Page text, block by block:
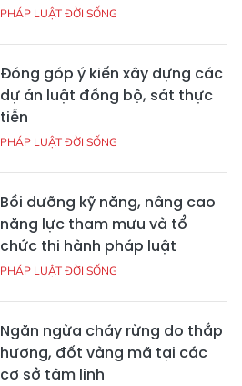
PHÁP LUẬT ĐỜI SỐNG
Đóng góp ý kiến xây dựng các
dự án luật đồng bộ, sát thực
tiễn
PHÁP LUẬT ĐỜI SỐNG
Bồi dưỡng kỹ năng, nâng cao
năng lực tham mưu và tổ
chức thi hành pháp luật
PHÁP LUẬT ĐỜI SỐNG
Ngăn ngừa cháy rừng do thắp
hương, đốt vàng mã tại các
cơ sở tâm linh